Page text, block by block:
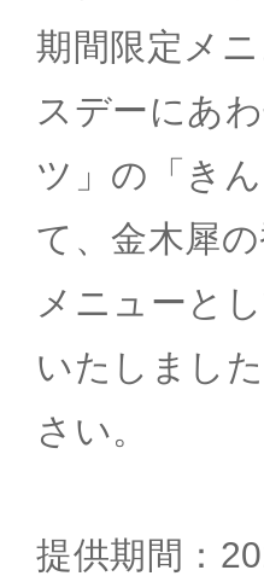
期間限定メ
スデーにあ
ツ」の「き
て、金木犀
メニューと
いたしまし
さい。
提供期間：